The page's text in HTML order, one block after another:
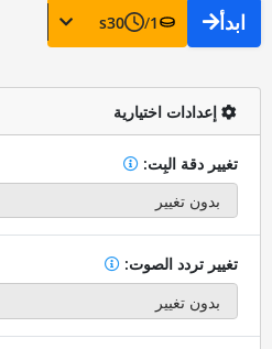
ابدأ 1
/
30
s
إعدادات اختيارية
تغيير دقة البِت:
تغيير تردد الصوت: